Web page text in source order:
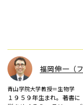
福岡伸一（
青山学院大学教授＝生物学
１９５９年生まれ。著書